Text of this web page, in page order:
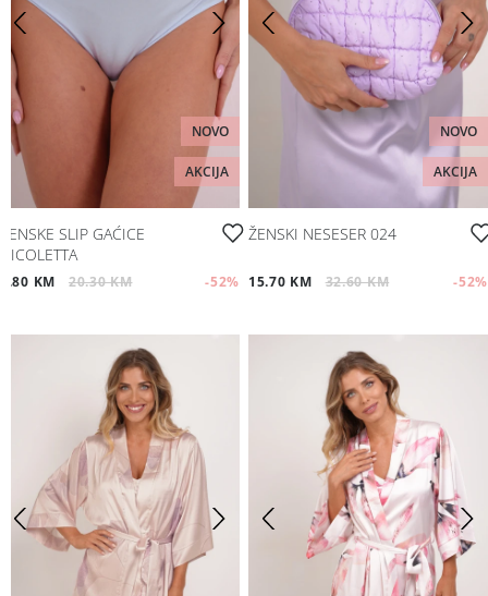
NOVO
AKCIJA
ŽENSKE SLIP GAĆICE
NICOLETTA
9.80 KM 20.30 KM -52%
NOVO
AKCIJA
ŽENSKI NESESER 024
15.70 KM 32.60 KM -52%